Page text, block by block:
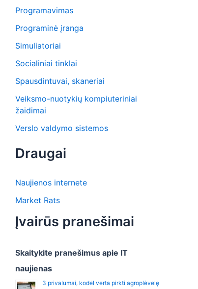
Programavimas
Programinė įranga
Simuliatoriai
Socialiniai tinklai
Spausdintuvai, skaneriai
Veiksmo-nuotykių kompiuteriniai
žaidimai
Verslo valdymo sistemos
Draugai
Naujienos internete
Market Rats
Įvairūs pranešimai
Skaitykite pranešimus apie IT
naujienas
3 privalumai, kodėl verta pirkti agroplėvelę